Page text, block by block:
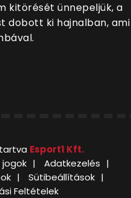
kitörését ünnepeljük, a
dobott ki hajnalban, ami
Esport1 Kft.
jogok
Adatkezelés
Sütibeállítások
Feltételek